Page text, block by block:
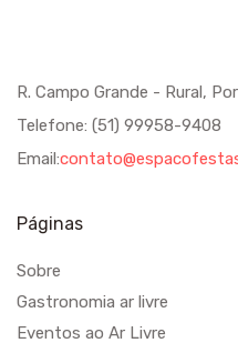
R. Campo Grande - Rural,
Telefone: (51) 99958-9408
Email:
Páginas
Sobre
Gastronomia ar livre
Eventos ao Ar Livre